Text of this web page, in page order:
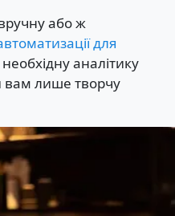
або ж
для
аналітику
вам лише творчу